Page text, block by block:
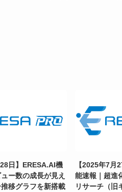
28日】ERESA.AI機
ー数の成長が見え
移グラフを新搭載
【2025年7月
能速報｜超進
リサーチ（旧